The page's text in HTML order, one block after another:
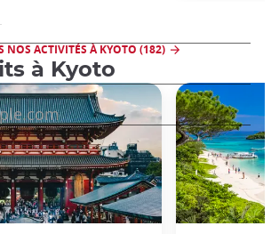
NOS ACTIVITÉS À KYOTO (182)
à Kyoto